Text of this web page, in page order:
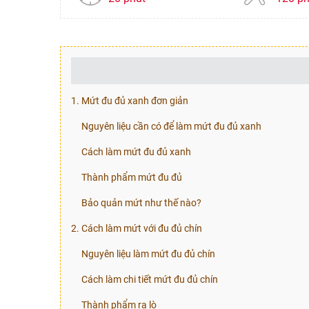
1. Mứt đu đủ xanh đơn giản
Nguyên liệu cần có để làm mứt đu đủ xanh
Cách làm mứt đu đủ xanh
Thành phẩm mứt đu đủ
Bảo quản mứt như thế nào?
2. Cách làm mứt với đu đủ chín
Nguyên liệu làm mứt đu đủ chín
Cách làm chi tiết mứt đu đủ chín
Thành phẩm ra lò